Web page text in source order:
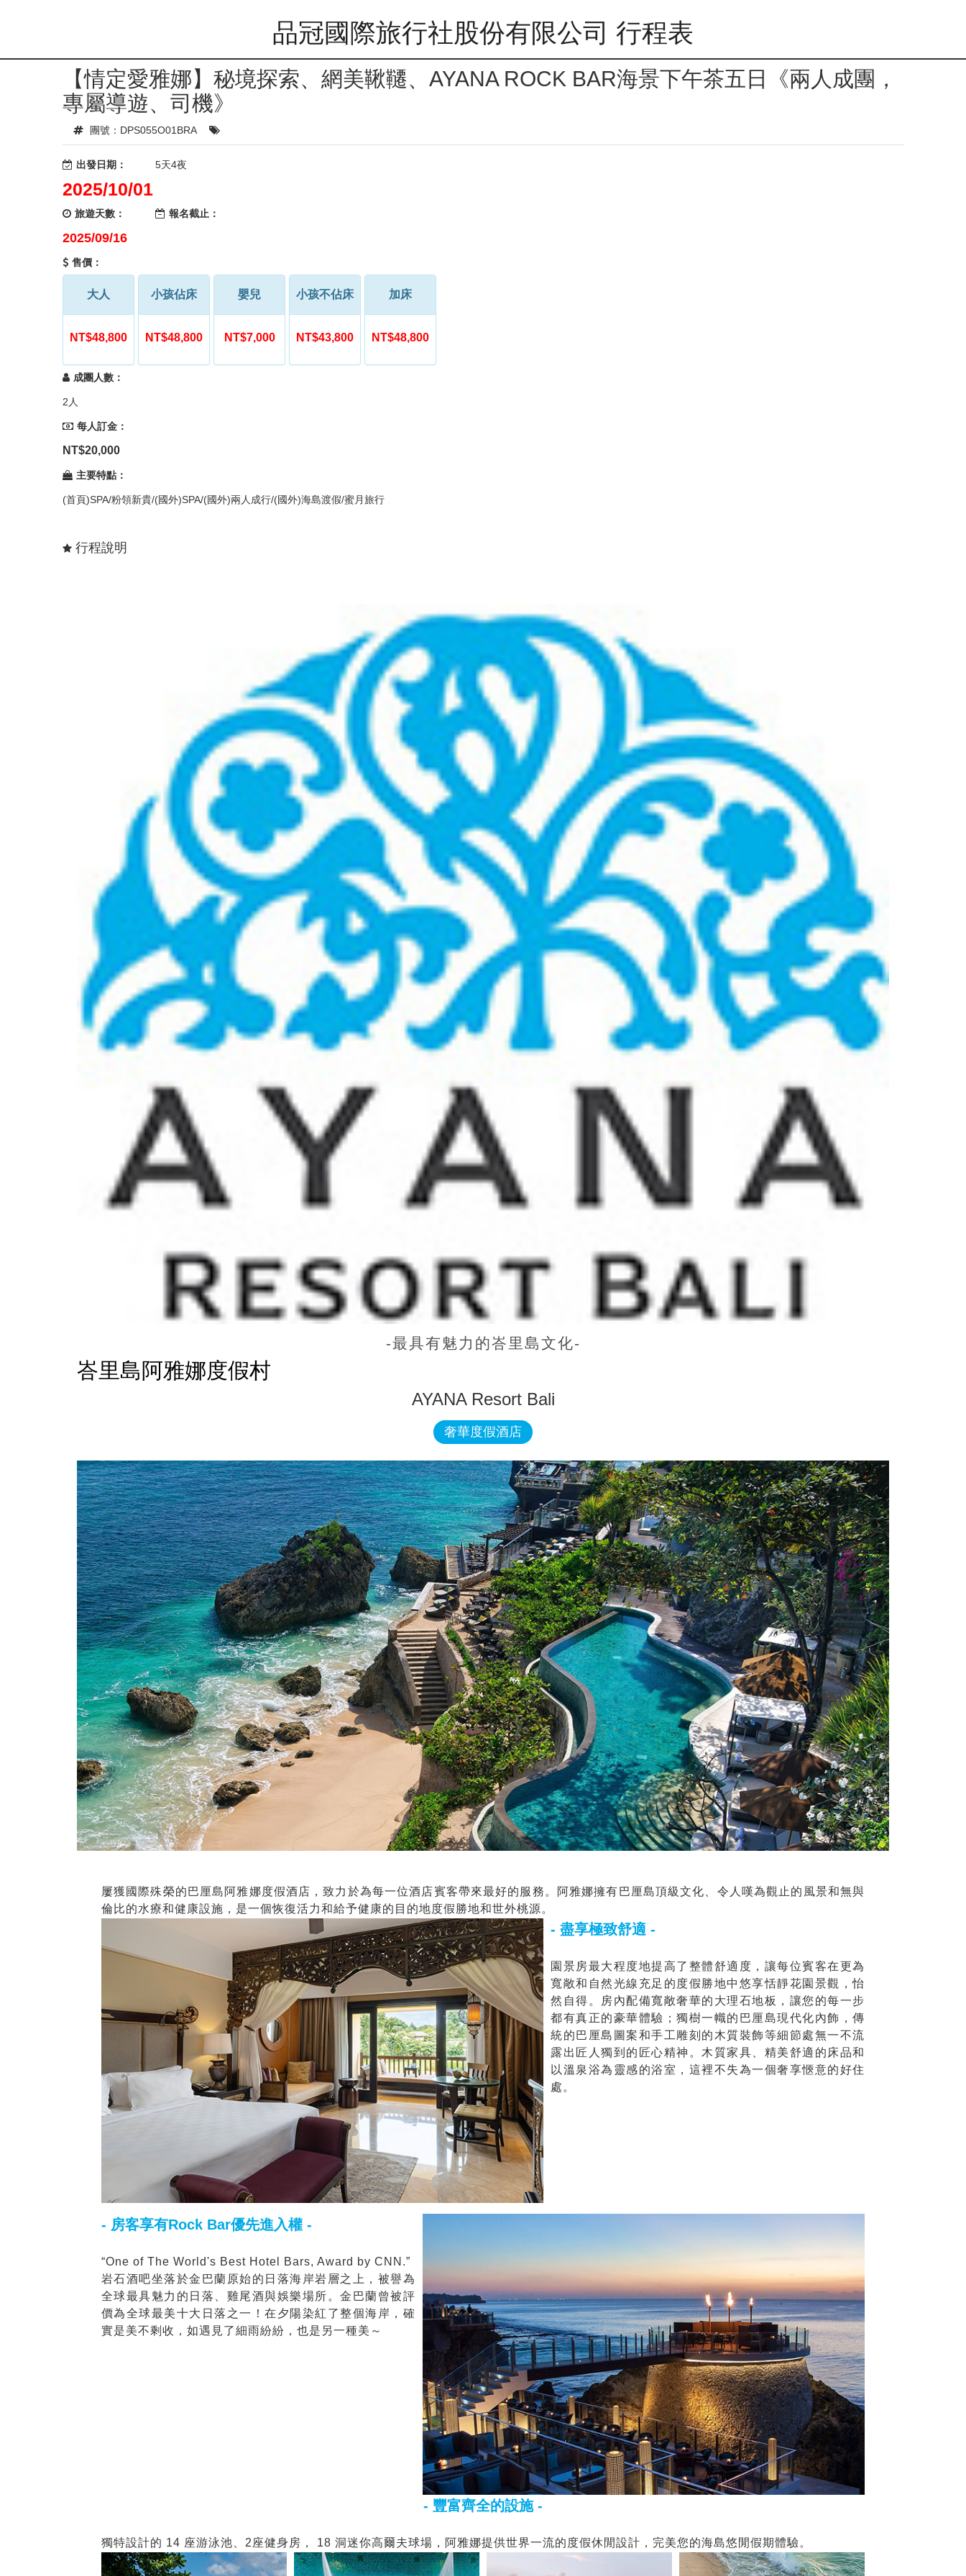
品冠國際旅行社股份有限公司 行程表
【情定愛雅娜】秘境探索、網美鞦韆、AYANA ROCK BAR海景下午茶五日《兩人成團，
專屬導遊、司機》
團號：DPS055O01BRA
出發日期：
2025/10/01
旅遊天數：
5天4夜
報名截止：
2025/09/16
售價：
大人
NT$48,800
小孩佔床
NT$48,800
嬰兒
NT$7,000
小孩不佔床
NT$43,800
加床
NT$48,800
成團人數：
2人
每人訂金：
NT$20,000
主要特點：
(首頁)SPA/粉領新貴/(國外)SPA/(國外)兩人成行/(國外)海島渡假/蜜月旅行
行程說明
-最具有魅力的峇里島文化-
峇里島阿雅娜度假村
AYANA Resort Bali
奢華度假酒店
屢獲國際殊榮的巴厘島阿雅娜度假酒店，致力於為每一位酒店賓客帶來最好的服務。阿雅娜擁有巴厘島頂級文化、令人嘆為觀止的風景和無與
倫比的水療和健康設施，是一個恢復活力和給予健康的目的地度假勝地和世外桃源。
- 盡享極致舒適 -
園景房最大程度地提高了整體舒適度，讓每位賓客在更為
寬敞和自然光線充足的度假勝地中悠享恬靜花園景觀，怡
然自得。房內配備寬敞奢華的大理石地板，讓您的每一步
都有真正的豪華體驗；獨樹一幟的巴厘島現代化內飾，傳
統的巴厘島圖案和手工雕刻的木質裝飾等細節處無一不流
露出匠人獨到的匠心精神。木質家具、精美舒適的床品和
以溫泉浴為靈感的浴室，這裡不失為一個奢享愜意的好住
處。
- 房客享有Rock Bar優先進入權 -
“One of The World's Best Hotel Bars, Award by CNN.”
岩石酒吧坐落於金巴蘭原始的日落海岸岩層之上，被譽為
全球最具魅力的日落、雞尾酒與娛樂場所。金巴蘭曾被評
價為全球最美十大日落之一！在夕陽染紅了整個海岸，確
實是美不剩收，如遇見了細雨紛紛，也是另一種美～
- 豐富齊全的設施 -
獨特設計的 14 座游泳池、2座健身房， 18 洞迷你高爾夫球場，阿雅娜提供世界一流的度假休閒設計，完美您的海島悠閒假期體驗。